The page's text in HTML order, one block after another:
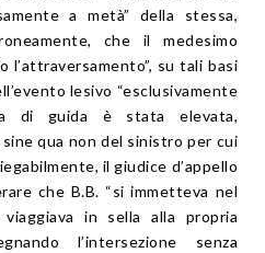
a metà” della stessa,
che il medesimo
l’attraversamento”, su tali basi
lesivo “esclusivamente
di guida è stata elevata,
qua non del sinistro per cui
il giudice d’appello
che B.B. “si immetteva nel
in sella alla propria
l’intersezione senza